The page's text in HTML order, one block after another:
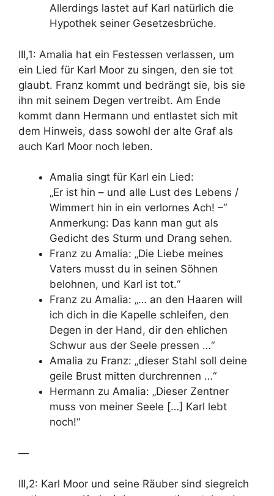
Allerdings lastet auf Karl natürlich die
Hypothek seiner Gesetzesbrüche.
III,1: Amalia hat ein Festessen verlassen, um
ein Lied für Karl Moor zu singen, den sie tot
glaubt. Franz kommt und bedrängt sie, bis sie
ihn mit seinem Degen vertreibt. Am Ende
kommt dann Hermann und entlastet sich mit
dem Hinweis, dass sowohl der alte Graf als
auch Karl Moor noch leben.
Amalia singt für Karl ein Lied:
„Er ist hin – und alle Lust des Lebens /
Wimmert hin in ein verlornes Ach! –“
Anmerkung: Das kann man gut als
Gedicht des Sturm und Drang sehen.
Franz zu Amalia: „Die Liebe meines
Vaters musst du in seinen Söhnen
belohnen, und Karl ist tot.“
Franz zu Amalia: „… an den Haaren will
ich dich in die Kapelle schleifen, den
Degen in der Hand, dir den ehlichen
Schwur aus der Seele pressen …“
Amalia zu Franz: „dieser Stahl soll deine
geile Brust mitten durchrennen …“
Hermann zu Amalia: „Dieser Zentner
muss von meiner Seele […] Karl lebt
noch!“
—
III,2: Karl Moor und seine Räuber sind siegreich